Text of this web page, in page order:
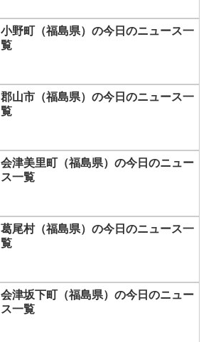
小野町（福島県）の今日のニュース一
覧
郡山市（福島県）の今日のニュース一
覧
会津美里町（福島県）の今日のニュー
ス一覧
葛尾村（福島県）の今日のニュース一
覧
会津坂下町（福島県）の今日のニュー
ス一覧